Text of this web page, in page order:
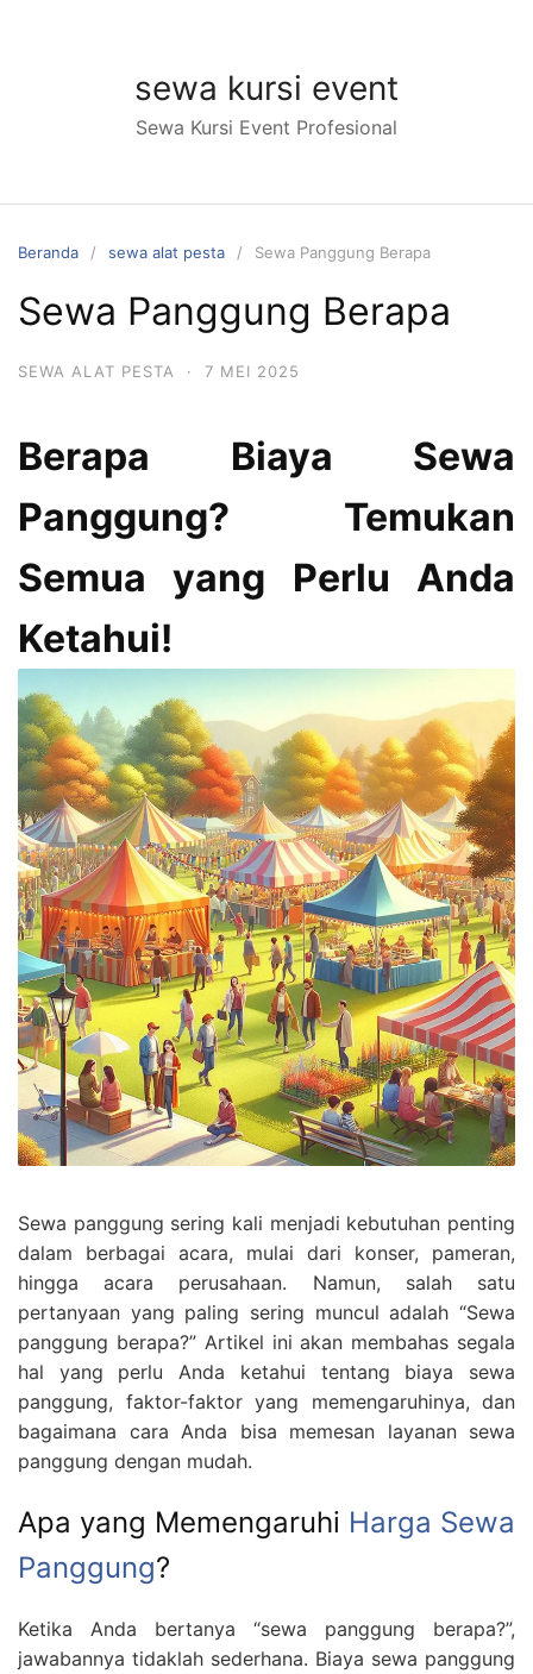
sewa kursi event
Sewa Kursi Event Profesional
Beranda sewa alat pesta Sewa Panggung Berapa
Sewa Panggung Berapa
SEWA ALAT PESTA · 7 MEI 2025
Berapa Biaya Sewa
Panggung? Temukan
Semua yang Perlu Anda
Ketahui!
Sewa panggung sering kali menjadi kebutuhan penting
dalam berbagai acara, mulai dari konser, pameran,
hingga acara perusahaan. Namun, salah satu
pertanyaan yang paling sering muncul adalah “Sewa
panggung berapa?” Artikel ini akan membahas segala
hal yang perlu Anda ketahui tentang biaya sewa
panggung, faktor-faktor yang memengaruhinya, dan
bagaimana cara Anda bisa memesan layanan sewa
panggung dengan mudah.
Apa yang Memengaruhi Harga Sewa
Panggung?
Ketika Anda bertanya “sewa panggung berapa?”,
jawabannya tidaklah sederhana. Biaya sewa panggung